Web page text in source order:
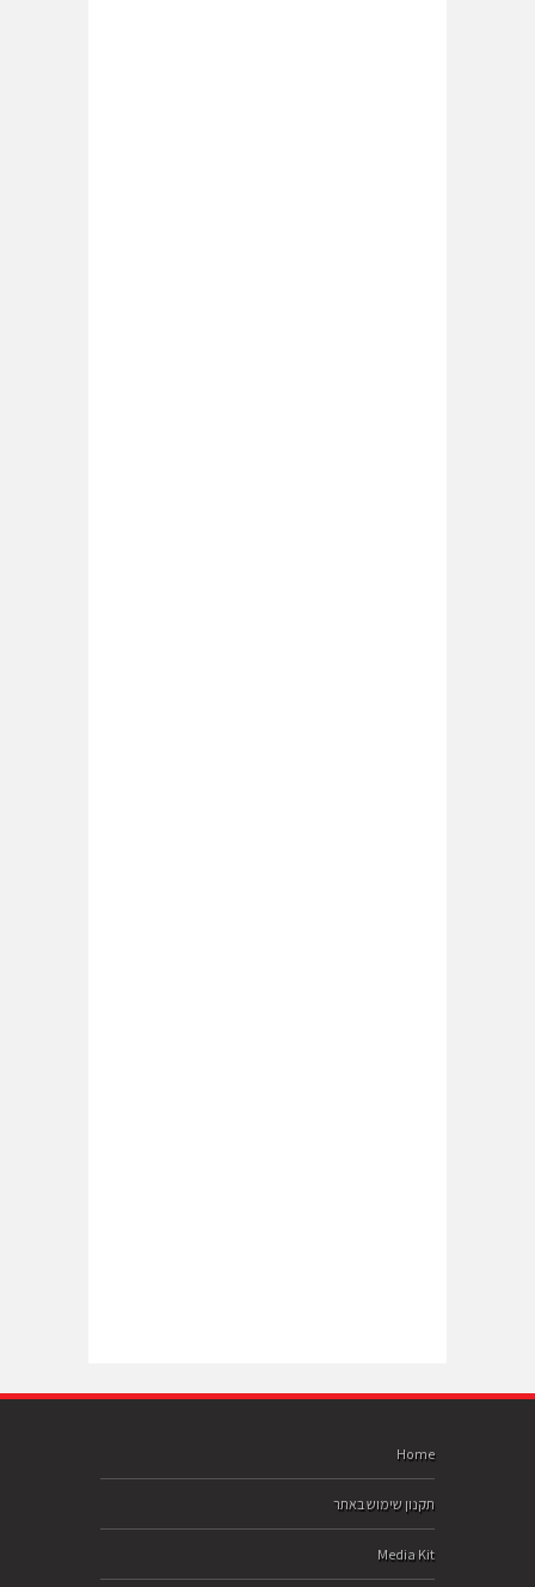
Home
תקנון שימוש באתר
Media Kit